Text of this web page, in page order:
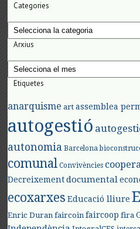
Categories
Categories
Arxius
Arxius
Etiquetes
anarquisme art assemblea
autogestió
autonomia Barcelona
comunal Convivències
Decreixement documental
ecoxarxes Educació lliure
Enric Duran faircoin faircoop fira